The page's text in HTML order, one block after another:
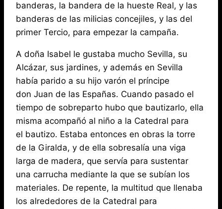
banderas, la bandera de la hueste Real, y las
banderas de las milicias concejiles, y las del
primer Tercio, para empezar la campaña.
A doña Isabel le gustaba mucho Sevilla, su
Alcázar, sus jardines, y además en Sevilla
había parido a su hijo varón el príncipe
don Juan de las Españas. Cuando pasado el
tiempo de sobreparto hubo que bautizarlo, ella
misma acompañó al niño a la Catedral para
el bautizo. Estaba entonces en obras la torre
de la Giralda, y de ella sobresalía una viga
larga de madera, que servía para sustentar
una carrucha mediante la que se subían los
materiales. De repente, la multitud que llenaba
los alrededores de la Catedral para